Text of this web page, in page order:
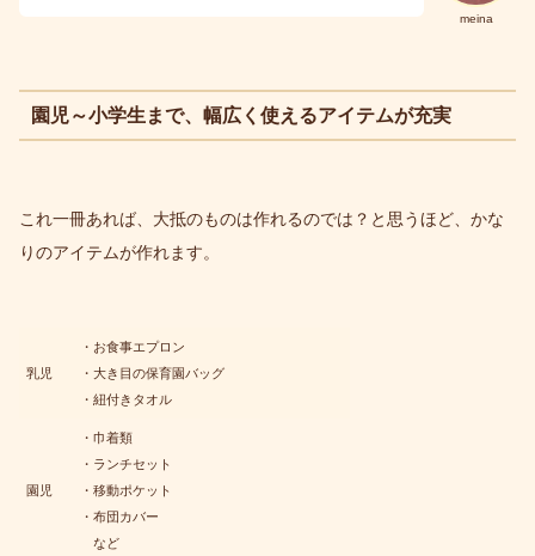
meina
園児～小学生まで、幅広く使えるアイテムが充実
これ一冊あれば、大抵のものは作れるのでは？と思うほど、かな
りのアイテムが作れます。
乳児
・お食事エプロン
・大き目の保育園バッグ
・紐付きタオル
園児
・巾着類
・ランチセット
・移動ポケット
・布団カバー
など